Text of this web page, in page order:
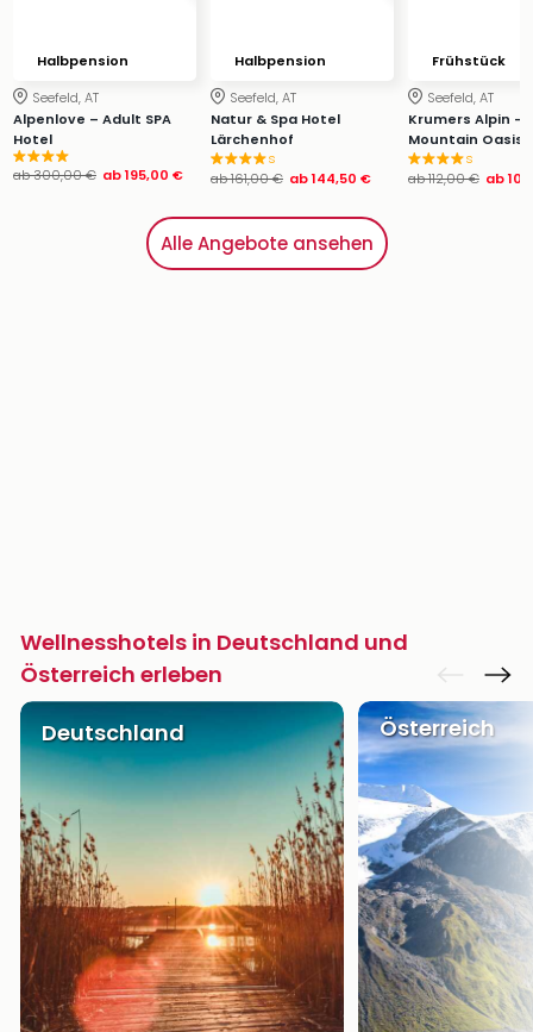
Halbpension
Seefeld, AT
Alpenlove – Adult SPA
Hotel
ab300,00 € ab195,00 €
Halbpension
Seefeld, AT
Natur & Spa Hotel
Lärchenhof
s
ab161,00 € ab144,50 €
Frühstück
Seefeld, AT
Krumers Alpin -
Mountain Oasis
s
ab112,00 € ab
Alle Angebote ansehen
Wellnesshotels in Deutschland und
Österreich erleben
Deutschland
Österreich